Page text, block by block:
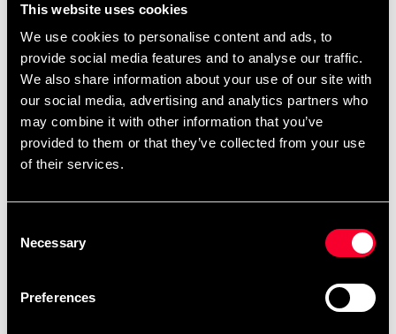
This website uses cookies
We use cookies to personalise content and ads, to
provide social media features and to analyse our traffic.
We also share information about your use of our site with
our social media, advertising and analytics partners who
may combine it with other information that you’ve
provided to them or that they’ve collected from your use
of their services.
Selection
Necessary
Preferences
75 SEK 75 SEK